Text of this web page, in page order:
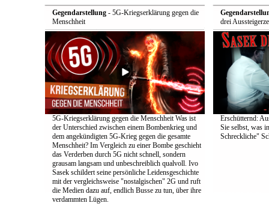
Gegendarstellung- 5G-Kriegserklärung gegen die
Menschheit
5G-Kriegserklärung gegen die Menschheit Was ist
der Unterschied zwischen einem Bombenkrieg und
dem angekündigten 5G-Krieg gegen die gesamte
Menschheit? Im Vergleich zu einer Bombe geschieht
das Verderben durch 5G nicht schnell, sondern
grausam langsam und unbeschreiblich qualvoll. Ivo
Sasek schildert seine persönliche Leidensgeschichte
mit der vergleichsweise "nostalgischen" 2G und ruft
die Medien dazu auf, endlich Busse zu tun, über ihre
verdammten Lügen.
drei
Erschütternd:
Sie selbst, was
Schreckliche"